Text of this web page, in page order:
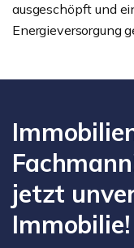
ausgeschöpft und
Energieversorgung
jetzt
Immobilie!